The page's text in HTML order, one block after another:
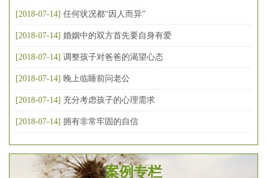
[2018-07-14] 任何状况都“因人而异”
[2018-07-14] 婚姻中的双方首先要自身有爱
[2018-07-14] 调整孩子对爸爸的渴望心态
[2018-07-14] 晚上临睡前问老公
[2018-07-14] 充分考虑孩子的心理需求
[2018-07-14] 拥有非常牢固的自信
案例专栏